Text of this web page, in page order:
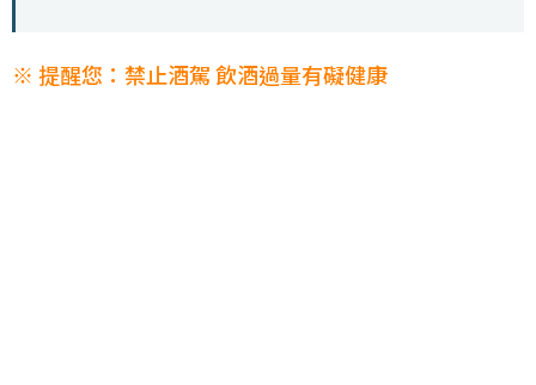
※ 提醒您：禁止酒駕 飲酒過量有礙健康